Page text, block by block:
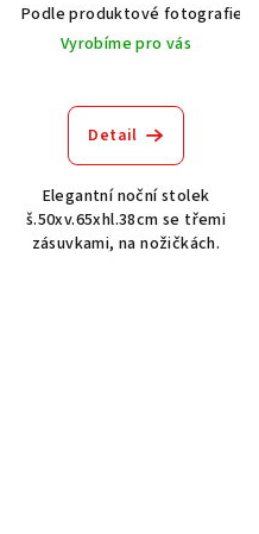
Akát vintage BT1551
Dub světlý
Podle produktové fotografie
Vyrobíme pro vás
Detail
Elegantní noční stolek
š.50xv.65xhl.38cm se třemi
zásuvkami, na nožičkách.